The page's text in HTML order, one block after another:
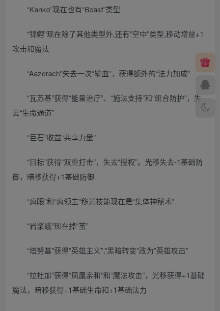
“Kanko”现在也有“Beast”类型
“锦鲤”现在除了其他类型外,还有”空中”类型,移动增益+1
攻击和魔法
“Aazerach”失去一次“输血”，获得额外的“法力加成”
“瓦苏基”获得“能量治疗”、“施法支持”和“组合防护”，失
去“生命通道”
“巨石”收益“共享力量”
“目标”获得“双重打击”，失去“授权”。光移失去-1基础防
御，暗移获得+1基础防御
“疯眼”和“疯领主”移光技能现在是“集体神秘术”
“岩浆蛾”现在掉“茧”
“塔努基”获得”英雄主义”,”黑暗转变”改为”英雄攻击”
“拉杜加”获得“凤凰亲和”和“魔法攻击”，光移获得+1基础
魔法，暗移获得+1基础生命和+1基础法力